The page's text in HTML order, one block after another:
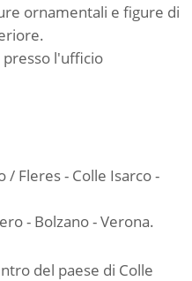
ornamentali e figure di
l'ufficio
Fleres - Colle Isarco -
- Bolzano - Verona.
del paese di Colle